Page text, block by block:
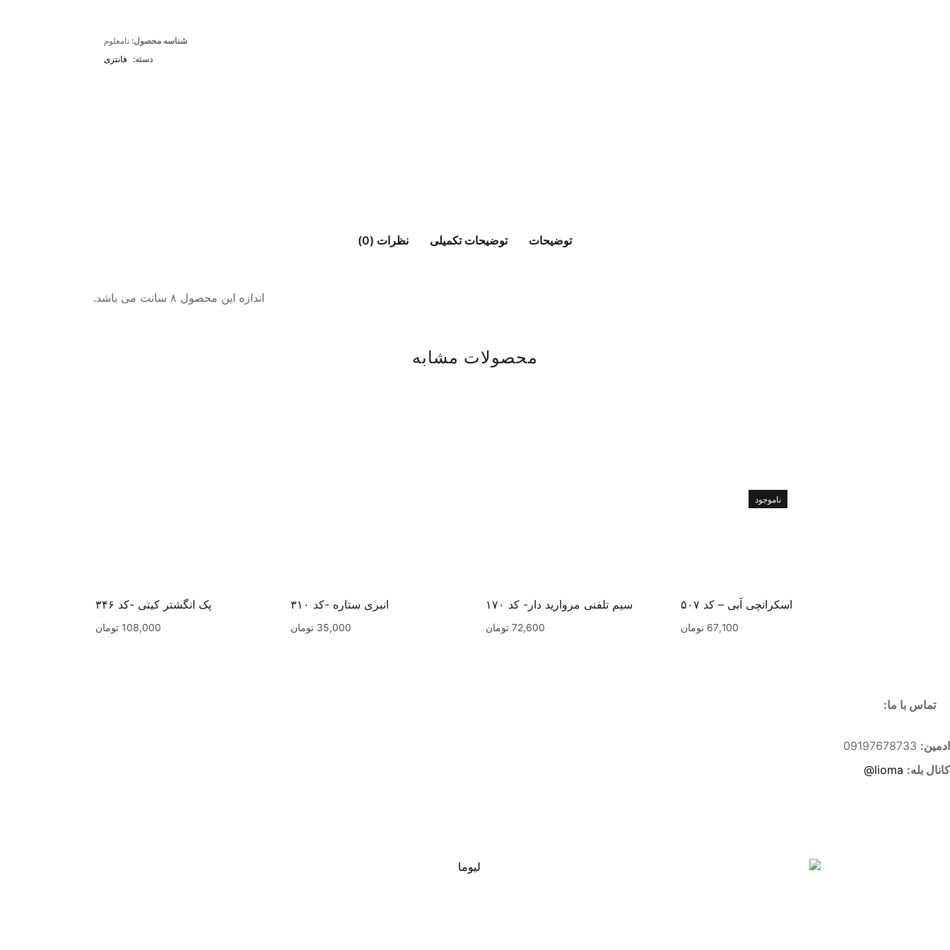
شناسه محصول: نامعلوم
دسته:
فانتزی
توضیحات توضیحات تکمیلی نظرات (0)
اندازه این محصول ۸ سانت می باشد.
محصولات مشابه
ناموجود
اسکرانچی آبی – کد ۵۰۷
67,100 تومان
سیم تلفنی مروارید دار- کد ۱۷۰
72,600 تومان
انبری ستاره -کد ۳۱۰
35,000 تومان
پک انگشتر کیتی -کد ۳۴۶
108,000 تومان
تماس با ما:
ادمین:
کانال بله: lioma@